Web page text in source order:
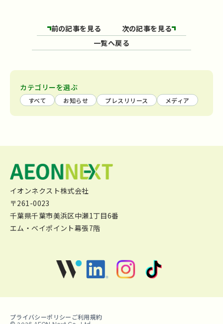
前の記事を見る
一覧へ戻る
次の記事を見る
カテゴリーを選ぶ
すべて お知らせ プレスリリース メディア
イオンネクスト株式会社
〒261-0023
千葉県千葉市美浜区中瀬1丁目6番
エム・ベイポイント幕張7階
プライバシーポリシー ご利用規約